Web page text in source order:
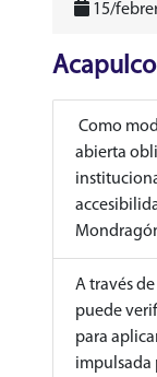
15/
Como
abierta
A través
puede
para
impulsada